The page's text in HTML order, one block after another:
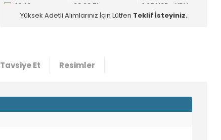
1040
93,98 TL
1,65 USD +KDV
Yüksek Adetli Alımlarınız İçin Lütfen Teklif İsteyiniz.
Tavsiye Et Resimler